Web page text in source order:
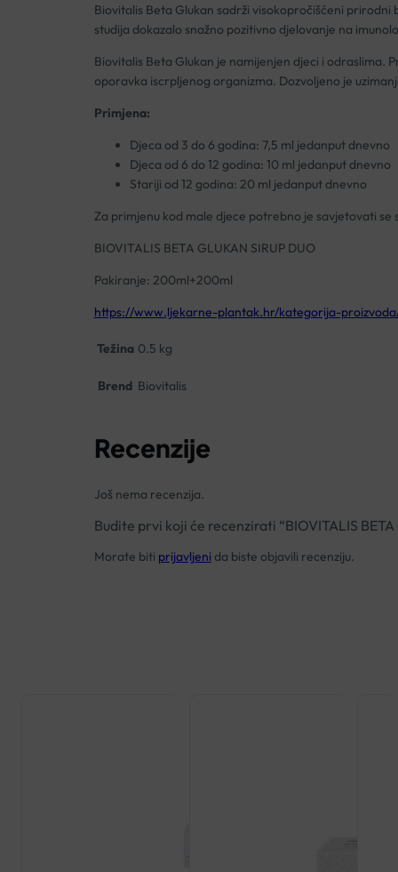
Biovitalis Beta Glukan sadrži visokopročišćeni prirodni
studija dokazalo snažno pozitivno djelovanje na
Biovitalis Beta Glukan je namijenjen djeci i
oporavka iscrpljenog organizma. Dozvoljeno je
Primjena:
Djeca od 3 do 6 godina: 7,5 ml jedanput dnevno
Djeca od 6 do 12 godina: 10 ml jedanput dnevno
Stariji od 12 godina: 20 ml jedanput dnevno
Za primjenu kod male djece potrebno je savjetovati se
BIOVITALIS BETA GLUKAN SIRUP DUO
Pakiranje: 200ml+200ml
https://www.ljekarne-plantak.hr/kategorija-
Težina 0.5 kg
Brend Biovitalis
Recenzije
Još nema recenzija.
Budite prvi koji će recenzirati “BIOVITALIS BETA
Morate biti prijavljeni da biste objavili recenziju.